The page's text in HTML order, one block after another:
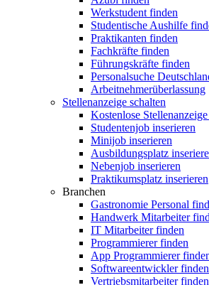
Werkstudent finden
Studentische Aushilfe
Praktikanten finden
Fachkräfte finden
Führungskräfte finden
Personalsuche
Arbeitnehmerüberlassung
Stellenanzeige schalten
Kostenlose
Studentenjob inserieren
Minijob inserieren
Ausbildungsplatz
Nebenjob inserieren
Praktikumsplatz inserieren
Branchen
Gastronomie Personal
Handwerk Mitarbeiter
IT Mitarbeiter finden
Programmierer finden
App Programmierer
Softwareentwickler finden
Vertriebsmitarbeiter finden